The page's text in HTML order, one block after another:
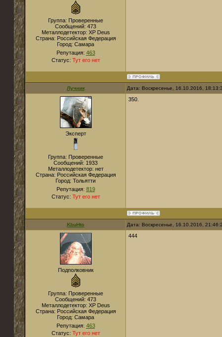
Группа: Проверенные
Сообщений: 473
Металлодетектор: XP Deus
Страна: Российская Федерация
Город: Самара
Репутация: 463
Статус: Тут его нет
Лучник Дата: Воскресенье, 16.10.2016,
Эксперт
Группа: Проверенные
Сообщений: 1933
Металлодетектор: нет
Страна: Российская Федерация
Город: Тольятти
Репутация: 819
Статус: Тут его нет
350.
KbuHto Дата: Воскресенье, 16.10.2016,
Подполковник
Группа: Проверенные
Сообщений: 473
Металлодетектор: XP Deus
Страна: Российская Федерация
Город: Самара
Репутация: 463
Статус: Тут его нет
444